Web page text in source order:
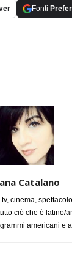
Fonti
Catalano
cinema,
ciò che è latino/
americani e